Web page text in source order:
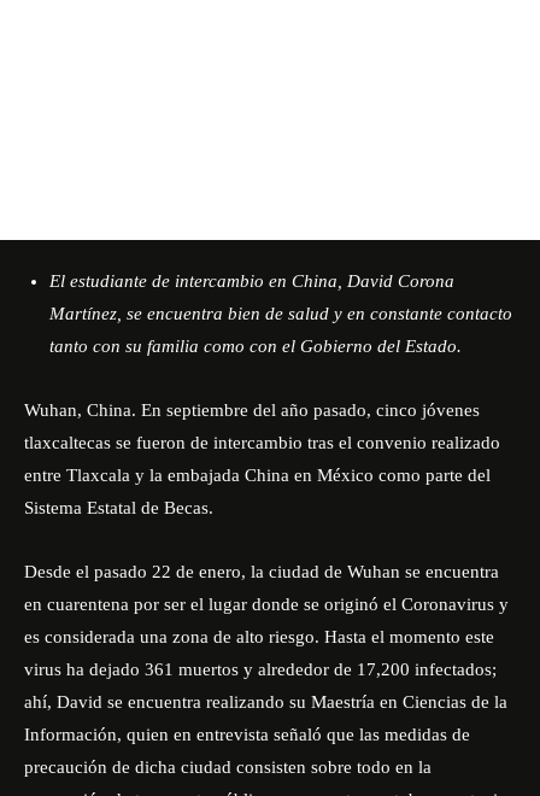
El estudiante de intercambio en China, David Corona
Martínez, se encuentra bien de salud y en constante contacto
tanto con su familia como con el Gobierno del Estado.
Wuhan, China. En septiembre del año pasado, cinco jóvenes
tlaxcaltecas se fueron de intercambio tras el convenio realizado
entre Tlaxcala y la embajada China en México como parte del
Sistema Estatal de Becas.
Desde el pasado 22 de enero, la ciudad de Wuhan se encuentra
en cuarentena por ser el lugar donde se originó el Coronavirus y
es considerada una zona de alto riesgo. Hasta el momento este
virus ha dejado 361 muertos y alrededor de 17,200 infectados;
ahí, David se encuentra realizando su Maestría en Ciencias de la
Información, quien en entrevista señaló que las medidas de
precaución de dicha ciudad consisten sobre todo en la